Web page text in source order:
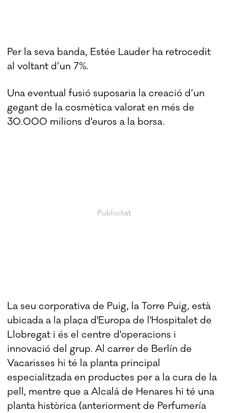
Per la seva banda, Estée Lauder ha retrocedit
al voltant d’un 7%.
Una eventual fusió suposaria la creació d’un
gegant de la cosmètica valorat en més de
30.000 milions d'euros a la borsa.
La seu corporativa de Puig, la Torre Puig, està
ubicada a la plaça d'Europa de l'Hospitalet de
Llobregat i és el centre d'operacions i
innovació del grup. Al carrer de Berlín de
Vacarisses hi té la planta principal
especialitzada en productes per a la cura de la
pell, mentre que a Alcalá de Henares hi té una
planta històrica (anteriorment de Perfumería